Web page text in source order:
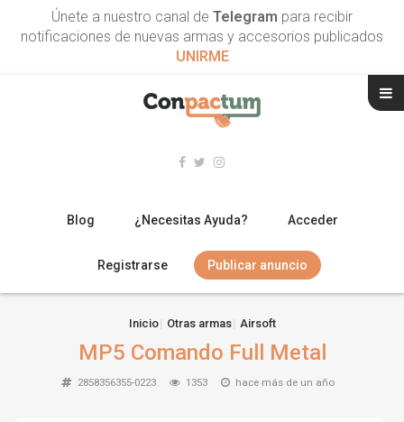
Únete a nuestro canal de Telegram para recibir
notificaciones de nuevas armas y accesorios publicados
UNIRME
Blog ¿Necesitas Ayuda? Acceder
Registrarse Publicar anuncio
ESCOPETAS
ARMAS CORTAS
Inicio Otras armas Airsoft
MP5 Comando Full Metal
2858356355-0223 1353 hace más de un año